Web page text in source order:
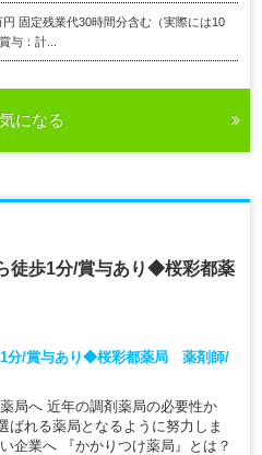
固定残業代30時間分含む（実際には10
与：計...
気になる
徒歩1分/賞与あり◆桜彩都薬
分/賞与あり◆桜彩都薬局 薬剤師/
局へ 近年の調剤薬局の必要性か
ばれる薬局となるように努力しま
企業へ 『かかりつけ薬局』とは？